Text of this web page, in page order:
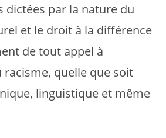
dictées par la nature du
et le droit à la différence
de tout appel à
racisme, quelle que soit
linguistique et même